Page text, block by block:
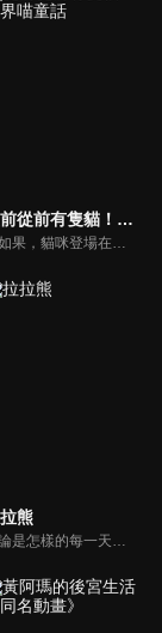
從前從前有隻貓！世界喵童話
「如果，貓咪登場在那個故事裡……？」當貓咪加入眾所皆知的昔日傳說與童話，滿滿療癒卻又超現實的新展開就此展開……！？虎斑、橘貓、三花到白貓，多采多姿的貓 × 昔話，必定療癒全人類！可愛貓咪喜劇，即刻開演！
熊